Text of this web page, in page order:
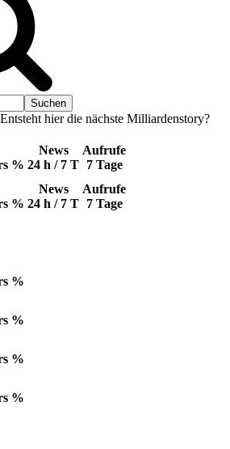
hier die nächste Milliardenstory?
%
News
24 h / 7 T
Aufrufe
7 Tage
%
News
24 h / 7 T
Aufrufe
7 Tage
%
%
%
%